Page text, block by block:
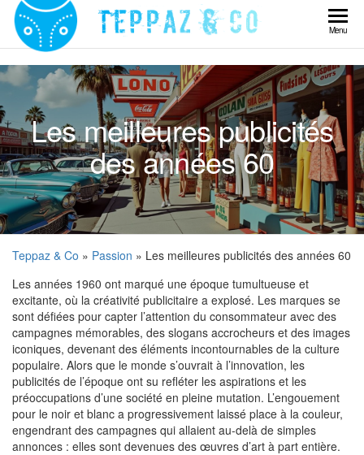
Skip
content
Teppaz
& Co
Menu
Les meilleures publicités
des années 60
Teppaz & Co » Passion » Les meilleures publicités des années 60
Les années 1960 ont marqué une époque tumultueuse et
excitante, où la créativité publicitaire a explosé. Les marques se
sont défiées pour capter l’attention du consommateur avec des
campagnes mémorables, des slogans accrocheurs et des images
iconiques, devenant des éléments incontournables de la culture
populaire. Alors que le monde s’ouvrait à l’innovation, les
publicités de l’époque ont su refléter les aspirations et les
préoccupations d’une société en pleine mutation. L’engouement
pour le noir et blanc a progressivement laissé place à la couleur,
engendrant des campagnes qui allaient au-delà de simples
annonces : elles sont devenues des œuvres d’art à part entière.